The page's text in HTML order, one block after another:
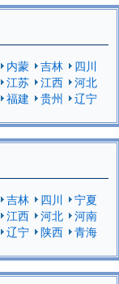
内蒙 吉林
四川
江苏 江西
河北
福建 贵州
辽宁
吉林 四川
宁夏
江西 河北
河南
辽宁 陕西
青海